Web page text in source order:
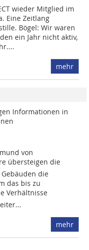
wieder Mitglied im
Eine Zeitlang
Bögel: Wir waren
ein Jahr nicht aktiv,
mehr
Informationen in
von
übersteigen die
die
das bis zu
Verhältnisse
mehr